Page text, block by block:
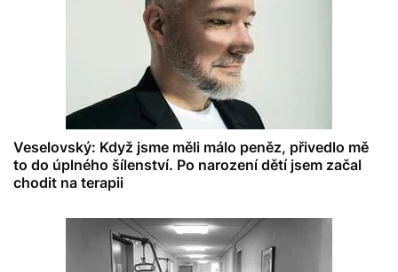
Veselovský: Když jsme měli málo peněz, přivedlo mě
to do úplného šílenství. Po narození dětí jsem začal
chodit na terapii